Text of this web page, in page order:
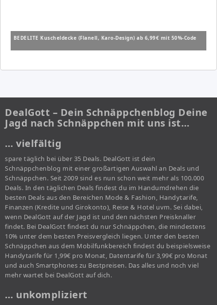
BEDELITE Kuscheldecke (Flanell, Karo-Design) ab 6,99€ mit 50%-Code
DealGott – Dein Schnäppchenblog Deine
Jagd nach Schnäppchen mit uns ist…
… vielfältig
spare täglich bei über 35 Deals. DealGott ist dein
Schnäppchenblog mit einer großartigen Auswahl an Deals und
Schnäppchen. Seit 2009 sind es nun schon weit mehr als 100.000
Deals. In den täglichen Deals findest du im Handumdrehen die
besten Deals aus den Bereichen Mode & Fashion, Handytarife,
Finanzen (Kredite und Girokonto), Reise & Hotel uvm. Sei dabei,
wenn DealGott auf der Jagd ist und den nächsten Preisknaller
findet. Bei DealGott findest du nur Schnäppchen, die mindestens
10% unter dem besten Preisvergleich liegen. Unter den besten
Schnäppchen aus dem Mobilfunkbereich findest du beispielsweise
Handytarife für 1,99€ pro Monat, Datentarife für 3,99€ pro Monat
und auch Smartphones zu Bestpreisen. Das alles und noch viel
mehr wartet bei DealGott auf dich.
… unkompliziert